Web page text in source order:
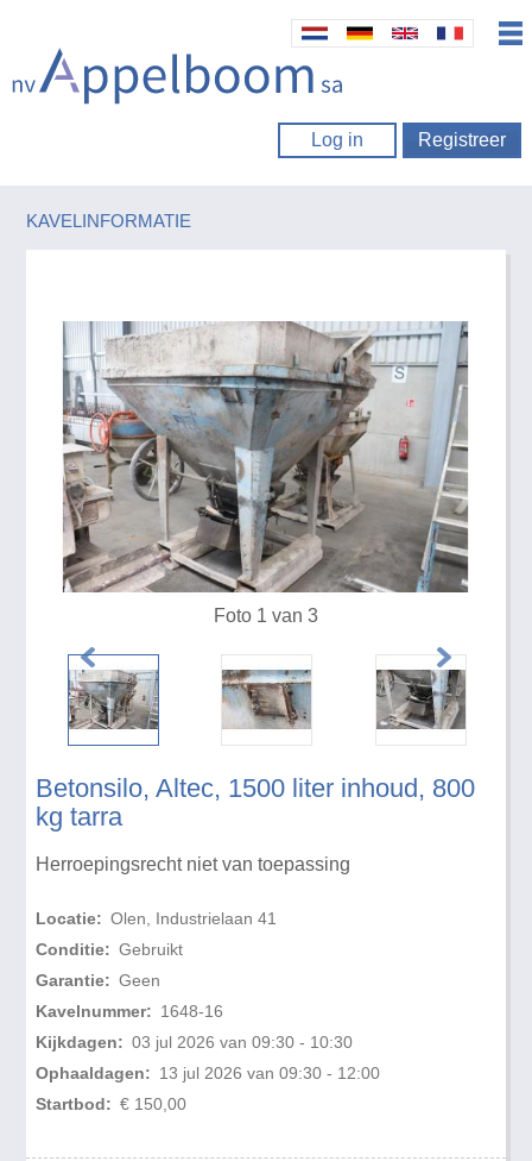
Log in Registreer
KAVELINFORMATIE
Betonsilo, Altec, 1500 liter inhoud, 800
kg tarra
Herroepingsrecht niet van toepassing
Locatie: Olen, Industrielaan 41
Conditie: Gebruikt
Garantie: Geen
Kavelnummer: 1648-16
Kijkdagen: 03 jul 2026 van 09:30 - 10:30
Ophaaldagen: 13 jul 2026 van 09:30 - 12:00
Startbod: € 150,00
Foto 1 van 3